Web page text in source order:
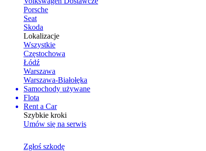
Porsche
Seat
Skoda
Lokalizacje
Wszystkie
Częstochowa
Łódź
Warszawa
Warszawa-Białołęka
Samochody używane
Flota
Rent a Car
Szybkie kroki
Umów się na serwis
Zgłoś szkodę